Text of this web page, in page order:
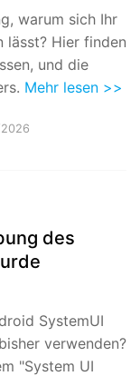
warum sich Ihr
lässt? Hier finden
und die
Mehr lesen >>
des
SystemUI
verwenden?
"System UI